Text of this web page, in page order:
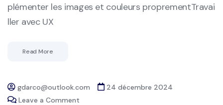
plémenter les images et couleurs proprementTravai
ller avec UX
Read More
gdarco@outlook.com
24 décembre 2024
Leave a Comment